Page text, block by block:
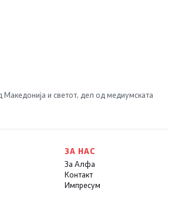
Македонија и светот, дел од медиумската
ЗА НАС
За Алфа
Контакт
Импресум